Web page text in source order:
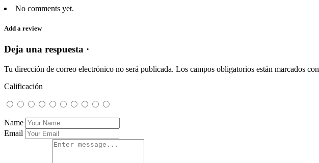
No comments yet.
Add a review
Deja una respuesta ·
Tu dirección de correo electrónico no será publicada. Los campos obligatorios están marcados con
Calificación
Name
Email